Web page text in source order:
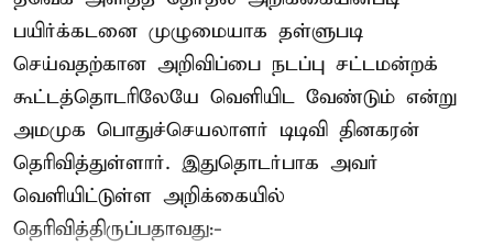
பயிர்க்கடனை முழுமையாக தள்ளுபடி
செய்வதற்கான அறிவிப்பை நடப்பு சட்டமன்றக்
கூட்டத்தொடரிலேயே வெளியிட வேண்டும் என்று
அமமுக பொதுச்செயலாளர் டிடிவி தினகரன்
தெரிவித்துள்ளார். இதுதொடர்பாக அவர்
வெளியிட்டுள்ள அறிக்கையில்
தெரிவித்திருப்பதாவது:-